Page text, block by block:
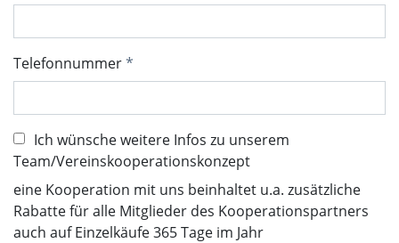
Telefonnummer
Ich wünsche weitere Infos zu unserem
Team/Vereinskooperationskonzept
eine Kooperation mit uns beinhaltet u.a. zusätzliche
Rabatte für alle Mitglieder des Kooperationspartners
auch auf Einzelkäufe 365 Tage im Jahr